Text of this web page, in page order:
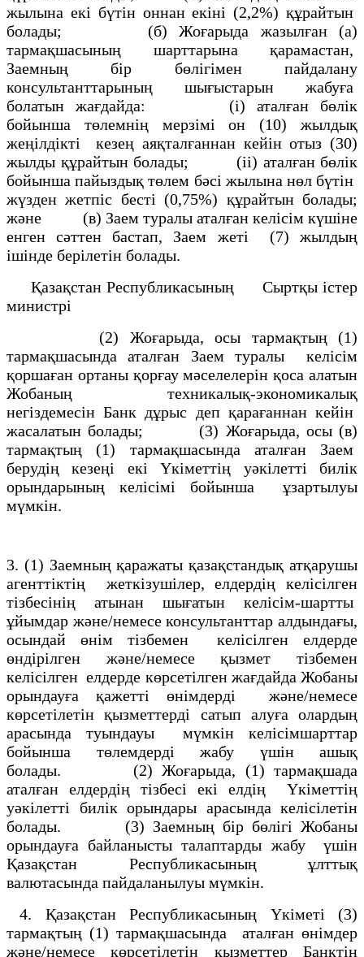
жылына екi бүтiн оннан екiнi (2,2%) құрайтын
болады; (б) Жоғарыда жазылған (а)
тармақшасының шарттарына қарамастан,
Заемның бiр бөлiгiмен пайдалану
консультанттарының шығыстарын жабуға
болатын жағдайда: (i) аталған бөлiк
бойынша төлемнiң мерзiмi он (10) жылдық
жеңiлдiктi кезең аяқталғаннан кейiн отыз (30)
жылды құрайтын болады; (іі) аталған бөлiк
бойынша пайыздық төлем бәсi жылына нөл бүтiн
жүзден жетпiс бестi (0,75%) құрайтын болады;
және (в) Заем туралы аталған келiсiм күшiне
енген сәттен бастап, Заем жетi (7) жылдың
iшiнде берiлетiн болады.
Қазақстан Республикасының Сыртқы істер
министрі
(2) Жоғарыда, осы тармақтың (1)
тармақшасында аталған Заем туралы келiсiм
қоршаған ортаны қорғау мәселелерiн қоса алатын
Жобаның техникалық-экономикалық
негiздемесiн Банк дұрыс деп қарағаннан кейiн
жасалатын болады; (3) Жоғарыда, осы (в)
тармақтың (1) тармақшасында аталған Заем
берудiң кезеңi екi Үкiметтiң уәкiлеттi билiк
орындарының келiсiмi бойынша ұзартылуы
мүмкiн.
3. (1) Заемның қаражаты қазақстандық атқарушы
агенттiктiң жеткiзушілер, елдердiң келiсiлген
тiзбесiнiң атынан шығатын келiсiм-шартты
ұйымдар және/немесе консультанттар алдындағы,
осындай өнiм тiзбемен келiсiлген елдерде
өндiрілген және/немесе қызмет тiзбемен
келiсілген елдерде көрсетiлген жағдайда Жобаны
орындауға қажеттi өнiмдердi және/немесе
көрсетiлетiн қызметтердi сатып алуға олардың
арасында туындауы мүмкiн келiсiмшарттар
бойынша төлемдердi жабу үшiн ашық
болады. (2) Жоғарыда, (1) тармақшада
аталған елдердiң тiзбесi екi елдiң Үкiметтiң
уәкiлетті билiк орындары арасында келiсілетiн
болады. (3) Заемның бiр бөлiгi Жобаны
орындауға байланысты талаптарды жабу үшiн
Қазақстан Республикасының ұлттық
валютасында пайдаланылуы мүмкін.
4. Қазақстан Республикасының Үкiметi (3)
тармақтың (1) тармақшасында аталған өнiмдер
және/немесе көрсетiлетiн қызметтер Банктiң